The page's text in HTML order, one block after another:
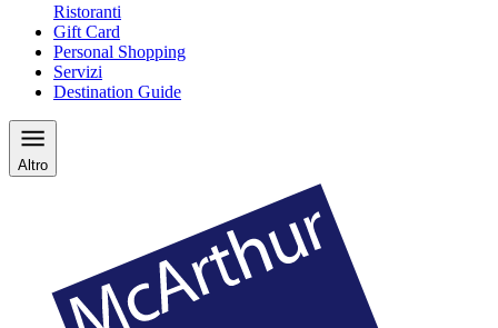
Ristoranti
Gift Card
Personal Shopping
Servizi
Destination Guide
Altro